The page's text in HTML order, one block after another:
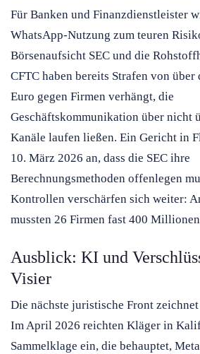
Für Banken und Finanzdienstleister
WhatsApp-Nutzung zum teuren
Börsenaufsicht SEC und die
CFTC haben bereits Strafen von
Euro gegen Firmen verhängt, die
Geschäftskommunikation über nicht
Kanäle laufen ließen. Ein Gericht in
10. März 2026 an, dass die SEC ihre
Berechnungsmethoden offenlegen
Kontrollen verschärfen sich weiter:
mussten 26 Firmen fast 400
Ausblick: KI und
Visier
Die nächste juristische Front
Im April 2026 reichten Kläger in
Sammelklage ein, die behauptet,